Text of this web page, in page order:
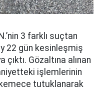
3 farklı suçtan
22 gün kesinleşmiş
Gözaltına alınan
işlemlerinin
tutuklanarak